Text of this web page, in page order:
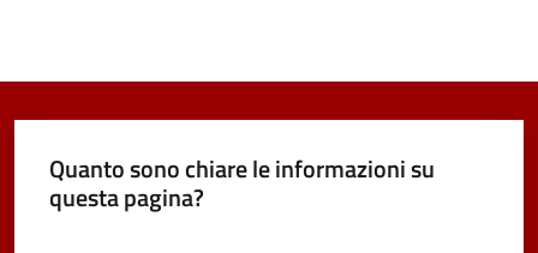
Quanto sono chiare le informazioni su
questa pagina?